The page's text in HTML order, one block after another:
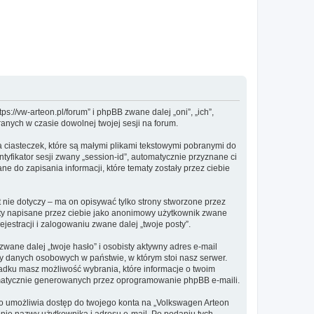
vw-arteon.pl/forum” i phpBB zwane dalej „oni”, „ich”,
w czasie dowolnej twojej sesji na forum.
które są małymi plikami tekstowymi pobranymi do
sesji zwany „session-id”, automatycznie przyznane ci
do zapisania informacji, które tematy zostały przez ciebie
dotyczy – ma on opisywać tylko strony stworzone przez
napisane przez ciebie jako anonimowy użytkownik zwane
i zalogowaniu zwane dalej „twoje posty”.
dalej „twoje hasło” i osobisty aktywny adres e-mail
osobowych w państwie, w którym stoi nasz serwer.
masz możliwość wybrania, które informacje o twoim
generowanych przez oprogramowanie phpBB e-maili.
dostęp do twojego konta na „Volkswagen Arteon